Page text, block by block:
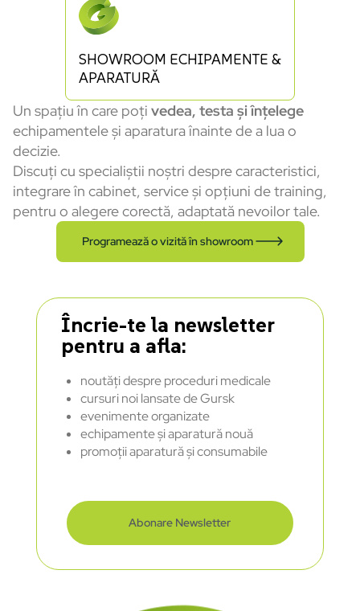
SHOWROOM ECHIPAMENTE &
APARATURĂ
Un spațiu în care poți vedea, testa și înțelege
echipamentele și aparatura înainte de a lua o
decizie.
Discuți cu specialiștii noștri despre caracteristici,
integrare în cabinet, service și opțiuni de training,
pentru o alegere corectă, adaptată nevoilor tale.
Programează o vizită în showroom
Încrie-te la newsletter
pentru a afla:
noutăți despre proceduri medicale
cursuri noi lansate de Gursk
evenimente organizate
echipamente și aparatură nouă
promoții aparatură și consumabile
Abonare Newsletter